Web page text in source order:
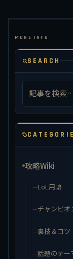
SEARCH
攻略Wiki
LoL用語
チャンピオ
裏技＆コツ
話題のテー